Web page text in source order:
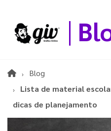
Blog
Lista de material
dicas de planejamento